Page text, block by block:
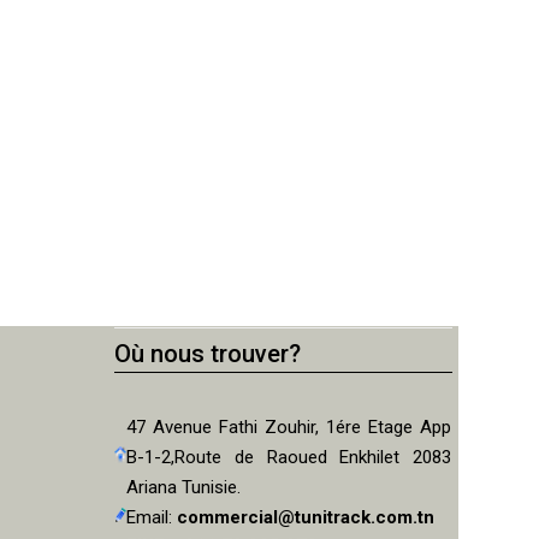
Où nous trouver?
47 Avenue Fathi Zouhir, 1ére Etage App
B-1-2,Route de Raoued Enkhilet 2083
Ariana Tunisie.
Email: commercial@tunitrack.com.tn